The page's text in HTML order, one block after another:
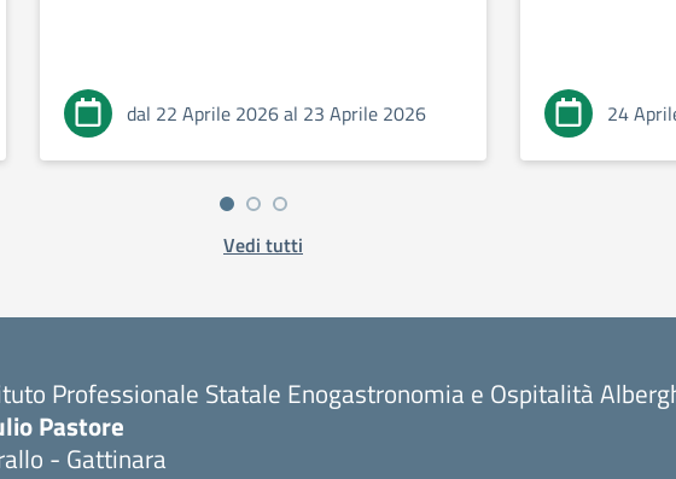
dal 22 Aprile 2026 al 23 Aprile 2026 24
Vedi tutti
Professionale Statale Enogastronomia e Ospitalità
Pastore
- Gattinara